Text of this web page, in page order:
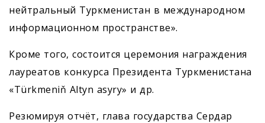
нейтральный Туркменистан в международном
информационном пространстве».
Кроме того, состоится церемония награждения
лауреатов конкурса Президента Туркменистана
«Türkmeniň Altyn asyry» и др.
Резюмируя отчёт, глава государства Сердар